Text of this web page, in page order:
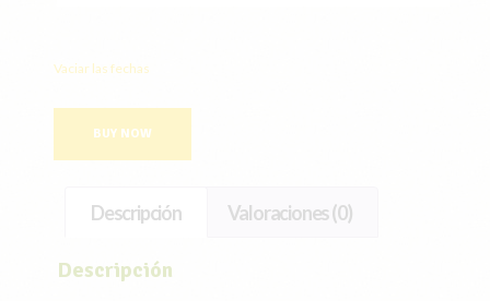
Vaciar las fechas
BUY NOW
Descripción Valoraciones (0)
Descripción